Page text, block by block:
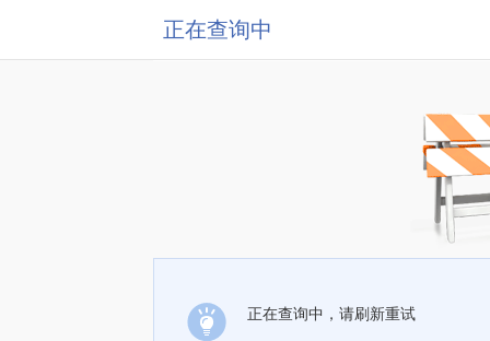
正在查询中
正在查询中，请刷新重试